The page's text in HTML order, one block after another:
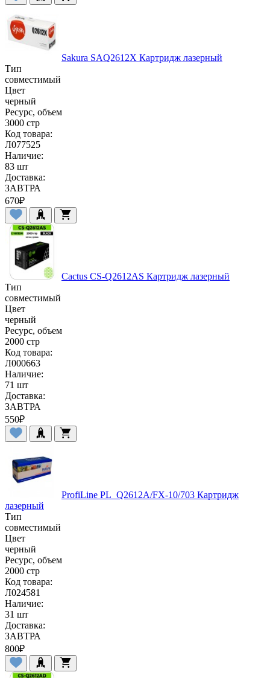
Sakura SAQ2612X Картридж лазерный
Тип
совместимый
Цвет
черный
Ресурс, объем
3000 стр
Код товара:
Л077525
Наличие:
83 шт
Доставка:
ЗАВТРА
670₽
Cactus CS-Q2612AS Картридж лазерный
Тип
совместимый
Цвет
черный
Ресурс, объем
2000 стр
Код товара:
Л000663
Наличие:
71 шт
Доставка:
ЗАВТРА
550₽
ProfiLine PL_Q2612A/FX-10/703 Картридж
лазерный
Тип
совместимый
Цвет
черный
Ресурс, объем
2000 стр
Код товара:
Л024581
Наличие:
31 шт
Доставка:
ЗАВТРА
800₽